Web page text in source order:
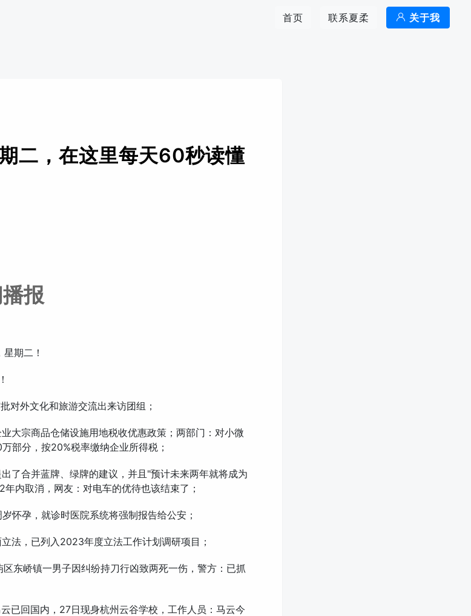
首页 联系夏柔 关于我
二，在这里每天60秒读懂
报
期二！
对外文化和旅游交流出来访团组；
大宗商品仓储设施用地税收优惠政策；两部门：对小微
部分，按20%税率缴纳企业所得税；
了合并蓝牌、绿牌的建议，并且"预计未来两年就将成为
内取消，网友：对电车的优待也该结束了；
怀孕，就诊时医院系统将强制报告给公安；
法，已列入2023年度立法工作计划调研项目；
东峤镇一男子因纠纷持刀行凶致两死一伤，警方：已抓
已回国内，27日现身杭州云谷学校，工作人员：马云今